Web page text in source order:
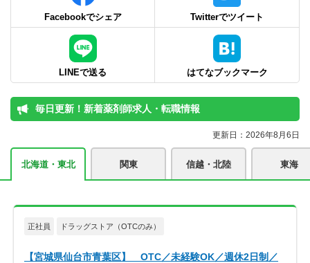
Facebookでシェア Twitterでツイート
LINEで送る はてなブックマーク
毎日更新！新着薬剤師求人・転職情報
更新日：2026年8月6日
北海道・東北 関東 信越・北陸 東海
正社員 ドラッグストア（OTCのみ）
【宮城県仙台市青葉区】 OTC／未経験OK／週休2日制／